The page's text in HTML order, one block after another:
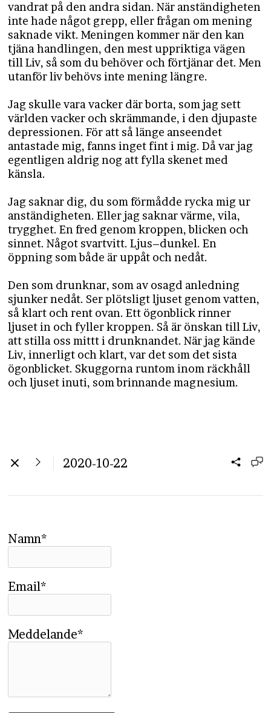
vandrat på den andra sidan. När anständigheten
inte hade något grepp, eller frågan om mening
saknade vikt. Meningen kommer när den kan
tjäna handlingen, den mest uppriktiga vägen
till Liv, så som du behöver och förtjänar det. Men
utanför liv behövs inte mening längre.
Jag skulle vara vacker där borta, som jag sett
världen vacker och skrämmande, i den djupaste
depressionen. För att så länge anseendet
antastade mig, fanns inget fint i mig. Då var jag
egentligen aldrig nog att fylla skenet med
känsla.
Jag saknar dig, du som förmådde rycka mig ur
anständigheten. Eller jag saknar värme, vila,
trygghet. En fred genom kroppen, blicken och
sinnet. Något svartvitt. Ljus–dunkel. En
öppning som både är uppåt och nedåt.
Den som drunknar, som av osagd anledning
sjunker nedåt. Ser plötsligt ljuset genom vatten,
så klart och rent ovan. Ett ögonblick rinner
ljuset in och fyller kroppen. Så är önskan till Liv,
att stilla oss mittt i drunknandet. När jag kände
Liv, innerligt och klart, var det som det sista
ögonblicket. Skuggorna runtom inom räckhåll
och ljuset inuti, som brinnande magnesium.
2020-10-22
Namn*
Email*
Meddelande*